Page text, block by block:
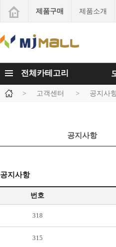
제품구매 제품소개
전체카테고리
> 고객센터 > 공지사
공지사항
공지사항
번호
318
315